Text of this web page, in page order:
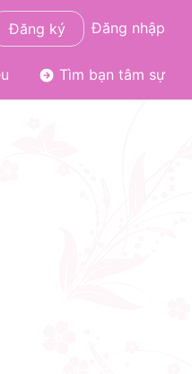
Đăng ký Đăng nhập
Tìm bạn tâm sự